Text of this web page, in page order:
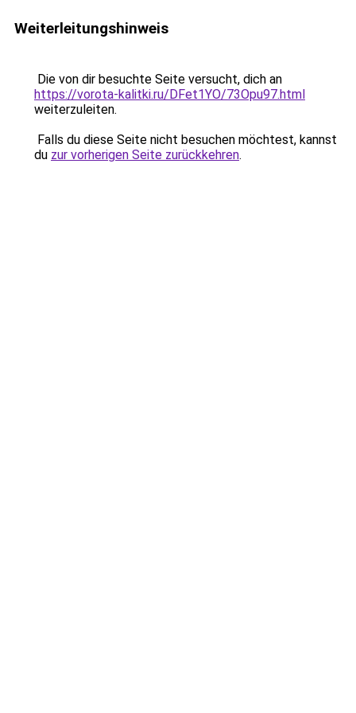
Weiterleitungshinweis
Die von dir besuchte Seite versucht, dich an
https://vorota-kalitki.ru/DFet1YO/73Opu97.html
weiterzuleiten.
Falls du diese Seite nicht besuchen möchtest, kannst
du zur vorherigen Seite zurückkehren.